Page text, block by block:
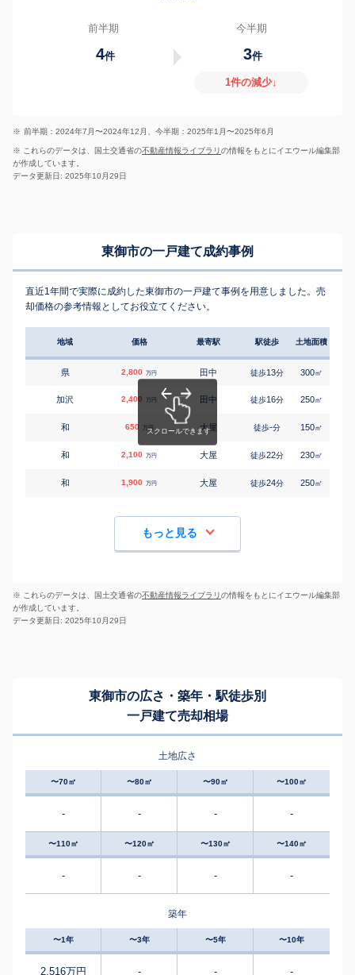
前半期
4件
今半期
3件
1件の減少↓
※ 前半期：2024年7月〜2024年12月、今半期：2025年1月〜2025年6月
※ これらのデータは、国土交通省の不動産情報ライブラリの情報をもとにイエウール編集部
が作成しています。
データ更新日: 2025年10月29日
東御市の一戸建て成約事例
直近1年間で実際に成約した東御市の一戸建て事例を用意しました。売
却価格の参考情報としてお役立てください。
地域 価格 最寄駅 駅徒歩 土地面積
県 2,800 万円 田中 徒歩13分 300㎡
加沢 2,400 万円 田中 徒歩16分 250㎡
和 650 万円 大屋 徒歩-分 150㎡
和 2,100 万円 大屋 徒歩22分 230㎡
和 1,900 万円 大屋 徒歩24分 250㎡
もっと見る
※ これらのデータは、国土交通省の不動産情報ライブラリの情報をもとにイエウール編集部
が作成しています。
データ更新日: 2025年10月29日
東御市の広さ・築年・駅徒歩別
一戸建て売却相場
土地広さ
〜70㎡ 〜80㎡ 〜90㎡ 〜100㎡
- - - -
〜110㎡ 〜120㎡ 〜130㎡ 〜140㎡
- - - -
築年
〜1年 〜3年 〜5年 〜10年
2,516万円 - - -